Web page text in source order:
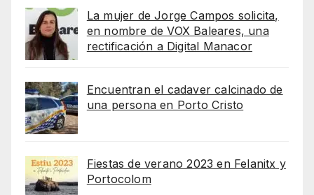
La mujer de Jorge Campos solicita,
en nombre de VOX Baleares, una
rectificación a Digital Manacor
Encuentran el cadaver calcinado de
una persona en Porto Cristo
Fiestas de verano 2023 en Felanitx y
Portocolom